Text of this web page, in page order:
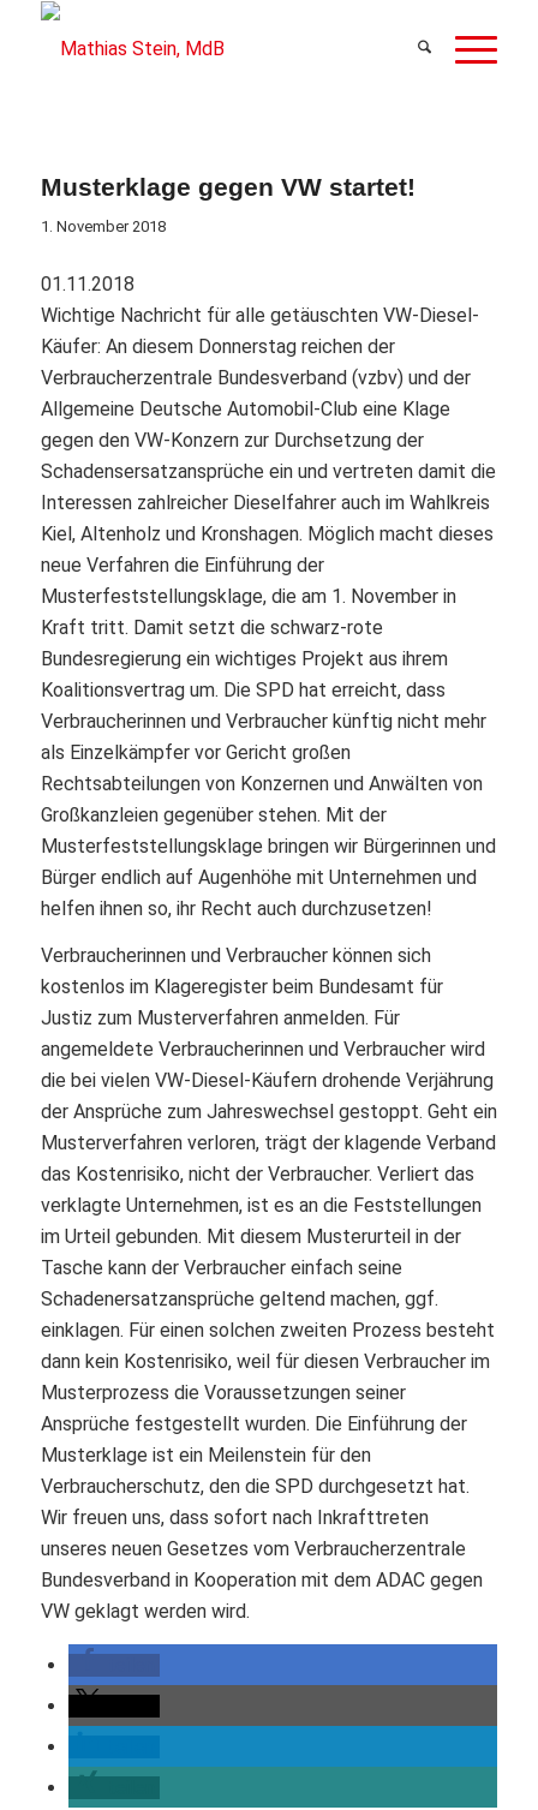
Musterklage gegen VW startet!
1. November 2018
01.11.2018
Wichtige Nachricht für alle getäuschten VW-Diesel-
Käufer: An diesem Donnerstag reichen der
Verbraucherzentrale Bundesverband (vzbv) und der
Allgemeine Deutsche Automobil-Club eine Klage
gegen den VW-Konzern zur Durchsetzung der
Schadensersatzansprüche ein und vertreten damit die
Interessen zahlreicher Dieselfahrer auch im Wahlkreis
Kiel, Altenholz und Kronshagen. Möglich macht dieses
neue Verfahren die Einführung der
Musterfeststellungsklage, die am 1. November in
Kraft tritt. Damit setzt die schwarz-rote
Bundesregierung ein wichtiges Projekt aus ihrem
Koalitionsvertrag um. Die SPD hat erreicht, dass
Verbraucherinnen und Verbraucher künftig nicht mehr
als Einzelkämpfer vor Gericht großen
Rechtsabteilungen von Konzernen und Anwälten von
Großkanzleien gegenüber stehen. Mit der
Musterfeststellungsklage bringen wir Bürgerinnen und
Bürger endlich auf Augenhöhe mit Unternehmen und
helfen ihnen so, ihr Recht auch durchzusetzen!
Verbraucherinnen und Verbraucher können sich
kostenlos im Klageregister beim Bundesamt für
Justiz zum Musterverfahren anmelden. Für
angemeldete Verbraucherinnen und Verbraucher wird
die bei vielen VW-Diesel-Käufern drohende Verjährung
der Ansprüche zum Jahreswechsel gestoppt. Geht ein
Musterverfahren verloren, trägt der klagende Verband
das Kostenrisiko, nicht der Verbraucher. Verliert das
verklagte Unternehmen, ist es an die Feststellungen
im Urteil gebunden. Mit diesem Musterurteil in der
Tasche kann der Verbraucher einfach seine
Schadenersatzansprüche geltend machen, ggf.
einklagen. Für einen solchen zweiten Prozess besteht
dann kein Kostenrisiko, weil für diesen Verbraucher im
Musterprozess die Voraussetzungen seiner
Ansprüche festgestellt wurden. Die Einführung der
Musterklage ist ein Meilenstein für den
Verbraucherschutz, den die SPD durchgesetzt hat.
Wir freuen uns, dass sofort nach Inkrafttreten
unseres neuen Gesetzes vom Verbraucherzentrale
Bundesverband in Kooperation mit dem ADAC gegen
VW geklagt werden wird.